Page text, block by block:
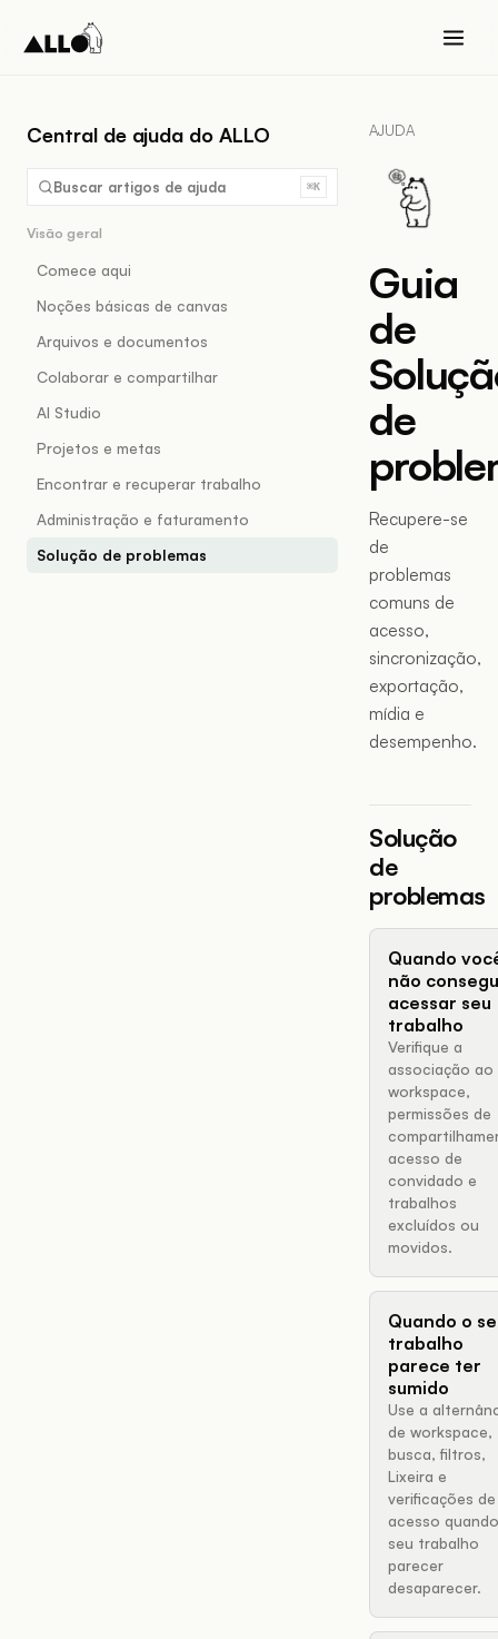
Central de ajuda do ALLO
Buscar artigos de ajuda ⌘K
Visão geral
Comece aqui
Noções básicas de canvas
Arquivos e documentos
Colaborar e compartilhar
AI Studio
Projetos e metas
Encontrar e recuperar trabalho
Administração e faturamento
Solução de problemas
AJUDA
Guia
de
de
Recupere-se
de
problemas
comuns de
acesso,
sincronização,
exportação,
mídia e
desempenho.
Solução
de
problemas
Quando
não
acessar seu
trabalho
Verifique a
associação ao
workspace,
permissões de
acesso de
convidado e
trabalhos
excluídos ou
movidos.
Quando o
trabalho
parece ter
sumido
Use a
de workspace,
busca, filtros,
Lixeira e
verificações de
acesso
seu trabalho
parecer
desaparecer.